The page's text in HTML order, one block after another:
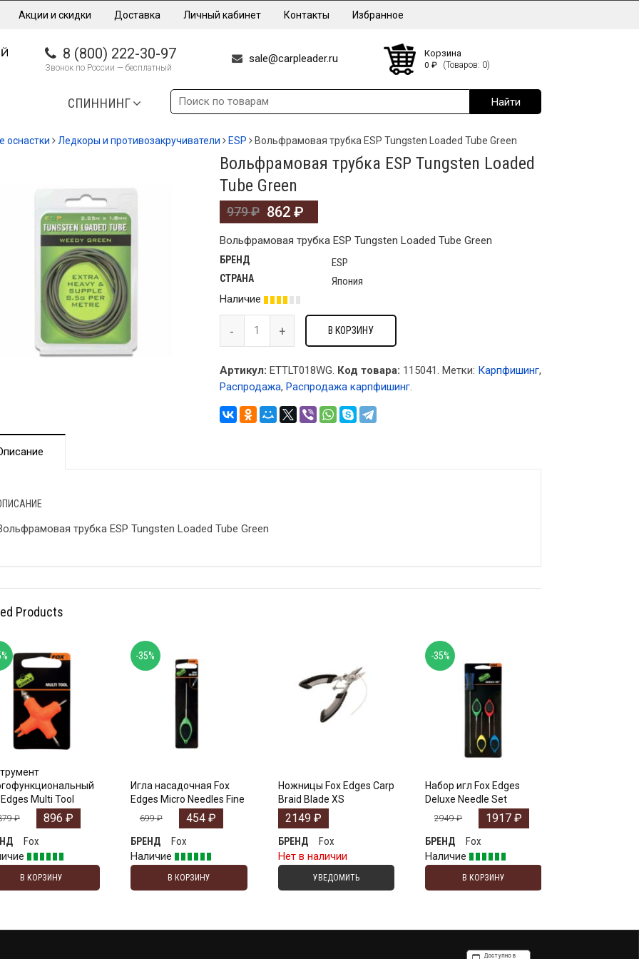
Акции и скидки Доставка Личный кабинет Контакты Избранное
8 (800) 222-30-97
Звонок по России — бесплатный
sale@carpleader.ru Корзина
0 ₽ (Товаров: 0)
СПИННИНГ
оснастки Ледкоры и противозакручиватели ESP Вольфрамовая трубка ESP Tungsten Loaded Tube Green
Вольфрамовая трубка ESP Tungsten Loaded
Tube Green
979₽ 862 ₽
Вольфрамовая трубка ESP Tungsten Loaded Tube Green
БРЕНД ESP
СТРАНА
Япония
Наличие
В КОРЗИНУ
Артикул: ETTLT018WG. Код товара: 115041. Метки: Карпфишинг,
Распродажа, Распродажа карпфишинг.
трубка ESP Tungsten Loaded Tube Green
Products
Multi Tool
₽ 896 ₽
Fox
В КОРЗИНУ
Игла насадочная Fox
Edges Micro Needles Fine
699₽ 454 ₽
БРЕНД
Fox
Наличие
В КОРЗИНУ
-35%
Ножницы Fox Edges Carp
Braid Blade XS
2149 ₽
БРЕНД
Fox
Нет в наличии
УВЕДОМИТЬ
Набор игл Fox Edges
Deluxe Needle Set
2949₽ 1917₽
БРЕНД
Fox
Наличие
В КОРЗИНУ
-35%